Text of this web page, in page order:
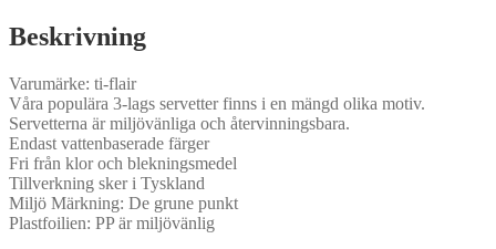
Beskrivning
Varumärke: ti-flair
Våra populära 3-lags servetter finns i en mängd olika motiv.
Servetterna är miljövänliga och återvinningsbara.
Endast vattenbaserade färger
Fri från klor och blekningsmedel
Tillverkning sker i Tyskland
Miljö Märkning: De grune punkt
Plastfoilien: PP är miljövänlig